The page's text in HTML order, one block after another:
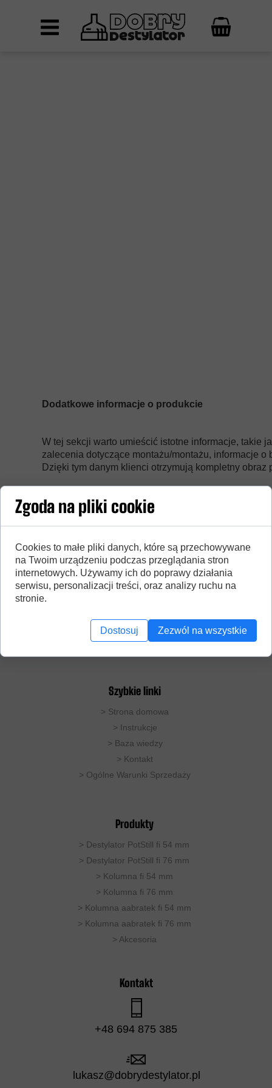
Dodatkowe informacje o produkcie
W tej sekcji warto umieścić istotne informacje, takie
zalecenia dotyczące montażu/montażu, informacje
Dzięki tym danym klienci otrzymują kompletny
lukasz@dobrydestylator.pl
+48 694 875 385
Kontakt
Produkty
Szybkie linki
> Destylator PotStill fi 54 mm
> Destylator PotStill fi 76 mm
> Kolumna fi 54 mm
> Kolumna fi 76 mm
> Kolumna aabratek fi 54 mm
> Kolumna aabratek fi 76 mm
> Akcesoria
> Strona domowa
> Instrukcje
> Baza wiedzy
> Kontakt
> Ogólne Warunki Sprzedaży
rozwiązania do destylacji prostej (pot-still), oraz
kolumny rektyfikacyjne.
Zgoda na pliki cookie
Cookies to małe pliki danych, które są przechowywane
na Twoim urządzeniu podczas przeglądania stron
internetowych. Używamy ich do poprawy działania
serwisu, personalizacji treści, oraz analizy ruchu na
stronie.
Dostosuj Zezwól na wszystkie